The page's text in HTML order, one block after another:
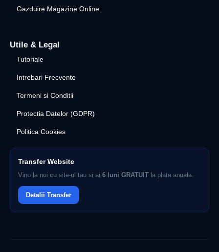
Gazduire Magazine Online
Utile & Legal
Tutoriale
Intrebari Frecvente
Termeni si Conditii
Protectia Datelor (GDPR)
Politica Cookies
Transfer Website
Vino la noi cu site-ul tau si ai 6 luni GRATUIT la plata anuala.
Detalii Transfer